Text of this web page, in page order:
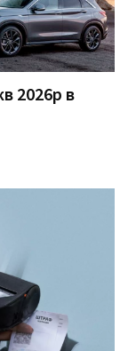
2026р в